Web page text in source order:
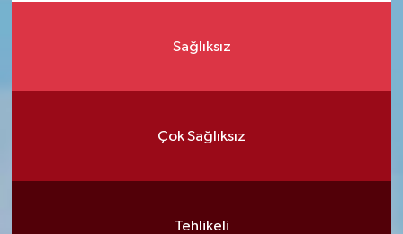
Sağlıksız
Çok Sağlıksız
Tehlikeli